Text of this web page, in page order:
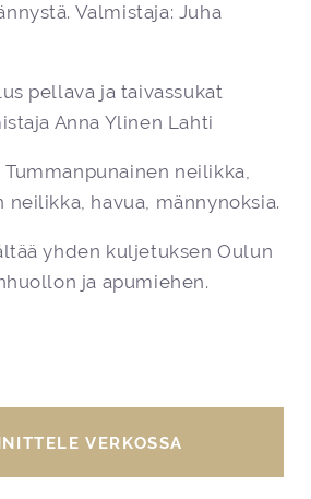
Valmistaja: Juha
pellava ja taivassukat
Anna Ylinen Lahti
neilikka,
neilikka, havua, männynoksia.
yhden kuljetuksen Oulun
ja apumiehen.
VERKOSSA